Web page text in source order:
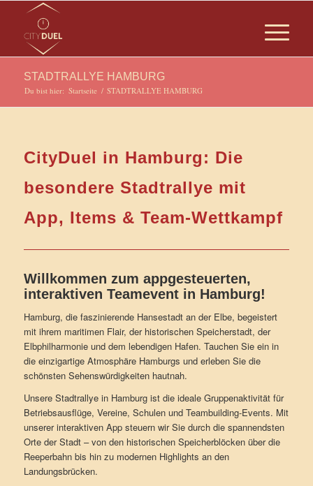
STADTRALLYE HAMBURG
Du bist hier: Startseite / STADTRALLYE HAMBURG
CityDuel in Hamburg: Die
besondere Stadtrallye mit
App, Items & Team-Wettkampf
Willkommen zum appgesteuerten,
interaktiven Teamevent in Hamburg!
Hamburg, die faszinierende Hansestadt an der Elbe, begeistert
mit ihrem maritimen Flair, der historischen Speicherstadt, der
Elbphilharmonie und dem lebendigen Hafen. Tauchen Sie ein in
die einzigartige Atmosphäre Hamburgs und erleben Sie die
schönsten Sehenswürdigkeiten hautnah.
Unsere Stadtrallye in Hamburg ist die ideale Gruppenaktivität für
Betriebsausflüge, Vereine, Schulen und Teambuilding-Events. Mit
unserer interaktiven App steuern wir Sie durch die spannendsten
Orte der Stadt – von den historischen Speicherblöcken über die
Reeperbahn bis hin zu modernen Highlights an den
Landungsbrücken.